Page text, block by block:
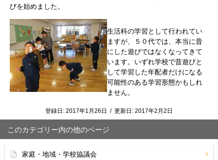
びを始めました。
生活科の学習として行われてい
ますが、５０代では、本当に昔
にした遊びではなくなってきて
います。いずれ学校で昔遊びと
して学習した年配者だけになる
可能性のある学習形態かもしれ
ません。
登録日: 2017年1月26日 / 更新日: 2017年2月2日
このカテゴリー内の他のページ
家庭・地域・学校協議会